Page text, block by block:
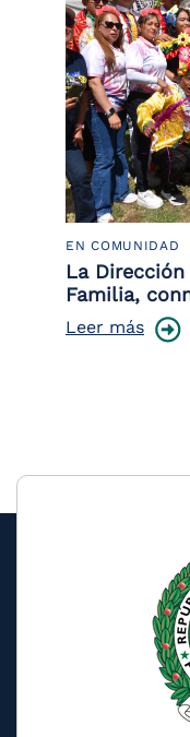
EN COMUNIDAD
La
Familia,
Leer más